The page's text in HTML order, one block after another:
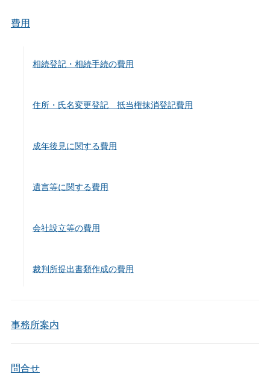
費用
相続登記・相続手続の費用
住所・氏名変更登記 抵当権抹消登記費用
成年後見に関する費用
遺言等に関する費用
会社設立等の費用
裁判所提出書類作成の費用
事務所案内
問合せ